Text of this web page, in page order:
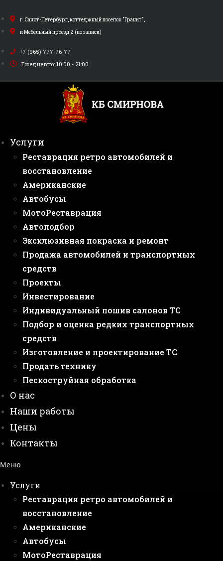
к
содержимому
г. Санкт-Петербург, коттеджный поселок "Гранит",
и Мебельный проезд 2 (по записи)
+7 (965) 777-76-77
Ежедневно: 10:00 - 21:00
Услуги
Реставрация ретро автомобилей и
восстановление
Американские
Автобусы
МотоРеставрация
Автоподбор
Эксклюзивная покраска и ремонт
Продажа автомобилей и транспортных
средств
Проекты
Инвестирование
Индивидуальный пошив салонов ТС
Подбор и оценка редких транспортных
средств
Изготовление и проектирование ТС
Продать технику
Пескоструйная обработка
О нас
Наши работы
Цены
Контакты
Меню
Услуги
Реставрация ретро автомобилей и
восстановление
Американские
Автобусы
МотоРеставрация